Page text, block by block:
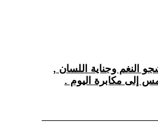
النغم وجناية اللسان ,
إلى مكابرة اليوم .